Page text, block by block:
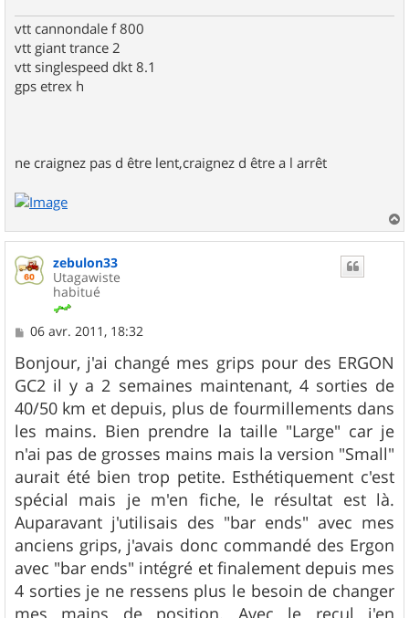
vtt cannondale f 800
vtt giant trance 2
vtt singlespeed dkt 8.1
gps etrex h
ne craignez pas d être lent,craignez d être a l arrêt
a
zebulon33
Utagawiste
habitué
M
s
s
a
g
e
06 avr. 2011, 18:32
Bonjour, j'ai changé mes grips pour des ERGON
GC2 il y a 2 semaines maintenant, 4 sorties de
40/50 km et depuis, plus de fourmillements dans
les mains. Bien prendre la taille "Large" car je
n'ai pas de grosses mains mais la version "Small"
aurait été bien trop petite. Esthétiquement c'est
spécial mais je m'en fiche, le résultat est là.
Auparavant j'utilisais des "bar ends" avec mes
anciens grips, j'avais donc commandé des Ergon
avec "bar ends" intégré et finalement depuis mes
4 sorties je ne ressens plus le besoin de changer
mes mains de position. Avec le recul j'en